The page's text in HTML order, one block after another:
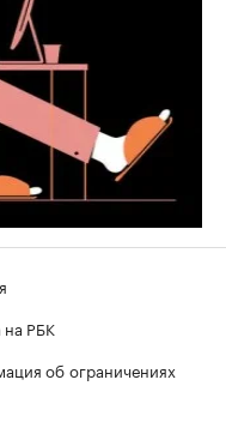
на РБК
об ограничениях